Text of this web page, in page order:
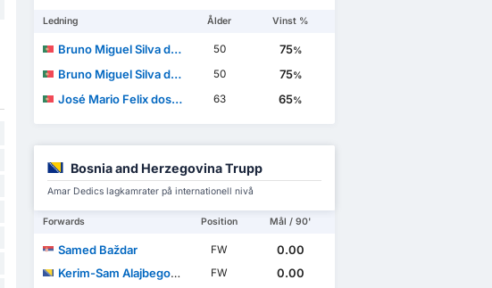
Ledning Ålder Vinst %
Bruno Miguel Silva do Nascimento 50 75%
Bruno Miguel Silva do Nascimento 50 75%
José Mario Felix dos Santos Mourinho 63 65%
Bosnia and Herzegovina Trupp
Amar Dedics lagkamrater på internationell nivå
Forwards Position Mål / 90'
Samed Baždar FW
0.00
Kerim-Sam Alajbegović
FW
0.00